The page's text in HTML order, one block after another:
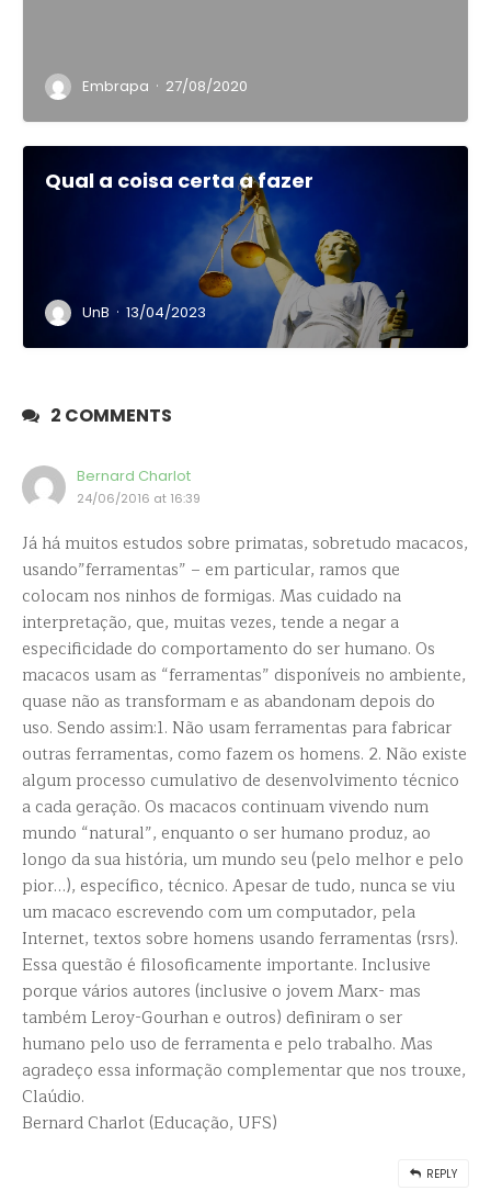
Embrapa · 27/08/2020
Qual a coisa certa a fazer
UnB · 13/04/2023
2 COMMENTS
Bernard Charlot
24/06/2016 at 16:39
Já há muitos estudos sobre primatas, sobretudo macacos,
usando”ferramentas” – em particular, ramos que
colocam nos ninhos de formigas. Mas cuidado na
interpretação, que, muitas vezes, tende a negar a
especificidade do comportamento do ser humano. Os
macacos usam as “ferramentas” disponíveis no ambiente,
quase não as transformam e as abandonam depois do
uso. Sendo assim:1. Não usam ferramentas para fabricar
outras ferramentas, como fazem os homens. 2. Não existe
algum processo cumulativo de desenvolvimento técnico
a cada geração. Os macacos continuam vivendo num
mundo “natural”, enquanto o ser humano produz, ao
longo da sua história, um mundo seu (pelo melhor e pelo
pior…), específico, técnico. Apesar de tudo, nunca se viu
um macaco escrevendo com um computador, pela
Internet, textos sobre homens usando ferramentas (rsrs).
Essa questão é filosoficamente importante. Inclusive
porque vários autores (inclusive o jovem Marx- mas
também Leroy-Gourhan e outros) definiram o ser
humano pelo uso de ferramenta e pelo trabalho. Mas
agradeço essa informação complementar que nos trouxe,
Claúdio.
Bernard Charlot (Educação, UFS)
REPLY